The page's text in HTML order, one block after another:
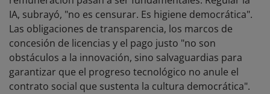
IA, subrayó, "no es censurar. Es higiene democrática".
Las obligaciones de transparencia, los marcos de
concesión de licencias y el pago justo "no son
obstáculos a la innovación, sino salvaguardias para
garantizar que el progreso tecnológico no anule el
contrato social que sustenta la cultura democrática".